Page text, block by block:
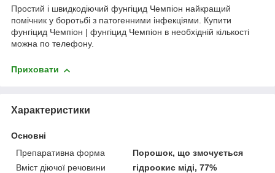
Простий і швидкодіючий фунгіцид Чемпіон найкращий
помічник у боротьбі з патогенними інфекціями. Купити
фунгіцид Чемпіон | фунгіцид Чемпіон в необхідній кількості
можна по телефону.
Приховати
Характеристики
Основні
Препаративна форма
Порошок, що змочується
Вміст діючої речовини
гідроокис міді, 77%